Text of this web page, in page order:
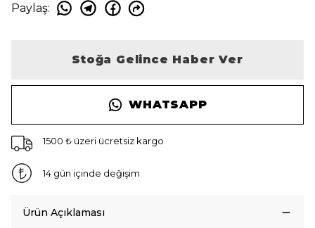
Paylaş:
Stoğa Gelince Haber Ver
WHATSAPP
1500 ₺ üzeri ücretsiz kargo
14 gün içinde değişim
Ürün Açıklaması